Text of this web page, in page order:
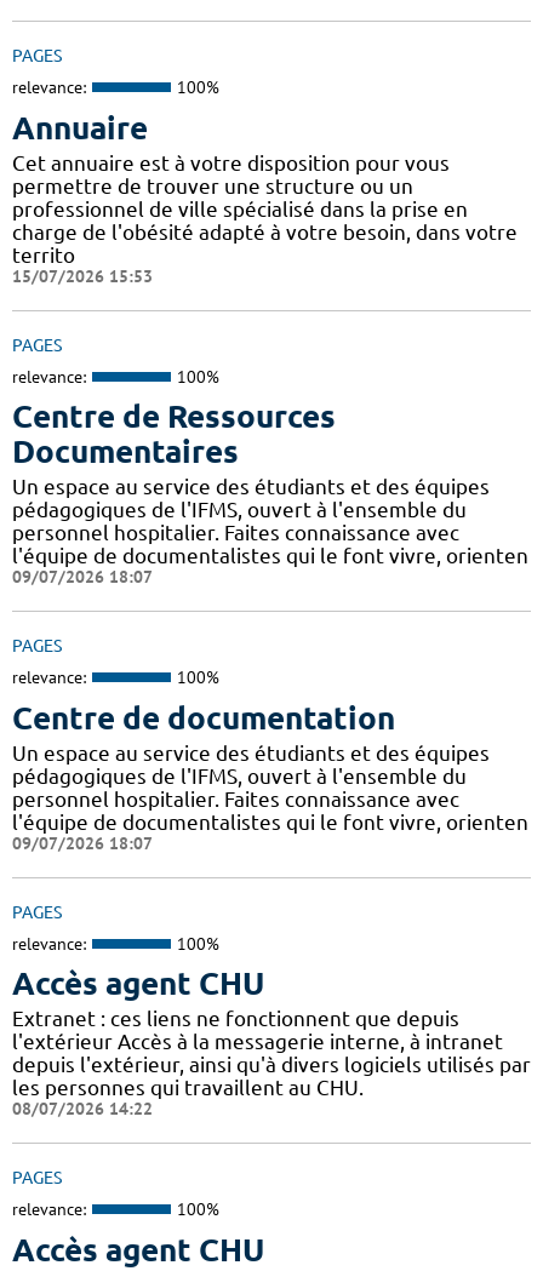
PAGES
relevance: 100%
Annuaire
Cet annuaire est à votre disposition pour vous
permettre de trouver une structure ou un
professionnel de ville spécialisé dans la prise en
charge de l'obésité adapté à votre besoin, dans votre
territo
15/07/2026 15:53
PAGES
relevance: 100%
Centre de Ressources
Documentaires
Un espace au service des étudiants et des équipes
pédagogiques de l'IFMS, ouvert à l'ensemble du
personnel hospitalier. Faites connaissance avec
l'équipe de documentalistes qui le font vivre, orienten
09/07/2026 18:07
PAGES
relevance: 100%
Centre de documentation
Un espace au service des étudiants et des équipes
pédagogiques de l'IFMS, ouvert à l'ensemble du
personnel hospitalier. Faites connaissance avec
l'équipe de documentalistes qui le font vivre, orienten
09/07/2026 18:07
PAGES
relevance: 100%
Accès agent CHU
Extranet : ces liens ne fonctionnent que depuis
l'extérieur Accès à la messagerie interne, à intranet
depuis l'extérieur, ainsi qu'à divers logiciels utilisés par
les personnes qui travaillent au CHU.
08/07/2026 14:22
PAGES
relevance: 100%
Accès agent CHU